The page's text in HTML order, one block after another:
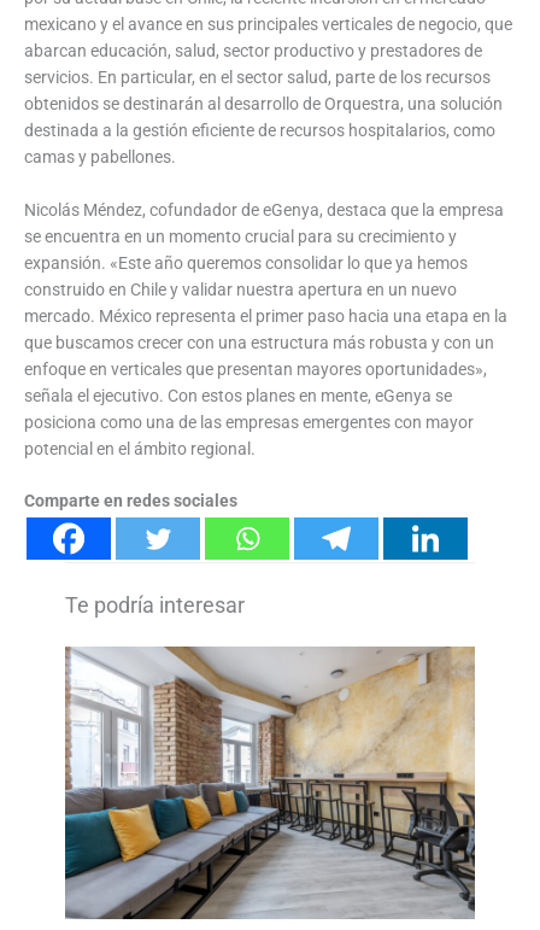
mexicano y el avance en sus principales verticales de negocio, que
abarcan educación, salud, sector productivo y prestadores de
servicios. En particular, en el sector salud, parte de los recursos
obtenidos se destinarán al desarrollo de Orquestra, una solución
destinada a la gestión eficiente de recursos hospitalarios, como
camas y pabellones.
Nicolás Méndez, cofundador de eGenya, destaca que la empresa
se encuentra en un momento crucial para su crecimiento y
expansión. «Este año queremos consolidar lo que ya hemos
construido en Chile y validar nuestra apertura en un nuevo
mercado. México representa el primer paso hacia una etapa en la
que buscamos crecer con una estructura más robusta y con un
enfoque en verticales que presentan mayores oportunidades»,
señala el ejecutivo. Con estos planes en mente, eGenya se
posiciona como una de las empresas emergentes con mayor
potencial en el ámbito regional.
Comparte en redes sociales